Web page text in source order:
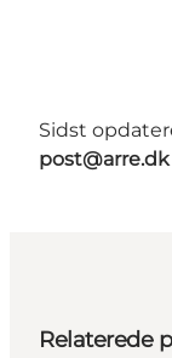
Sidst
post@arre.dk
Relaterede